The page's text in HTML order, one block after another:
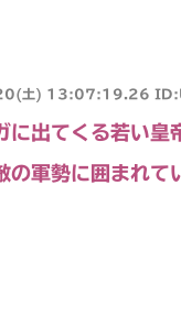
土) 13:07:19.26
に出てくる若い皇
の軍勢に囲まれて